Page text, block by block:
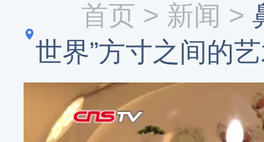
首页 > 新闻 >
世界”方寸之间的